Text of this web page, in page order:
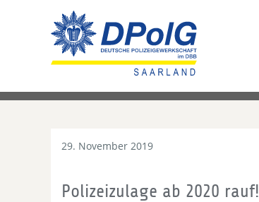
29. November 2019
Polizeizulage ab 2020 rauf!